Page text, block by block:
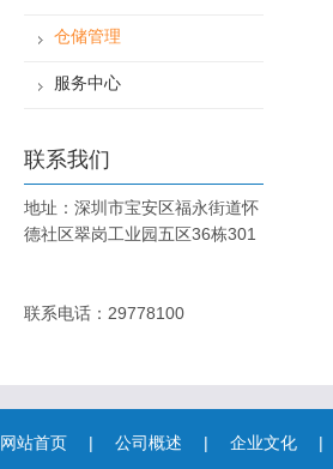
仓储管理
服务中心
联系我们
地址：深圳市宝安区福永街道怀
德社区翠岗工业园五区36栋301
联系电话：29778100
网站首页 | 公司概述 | 企业文化 |